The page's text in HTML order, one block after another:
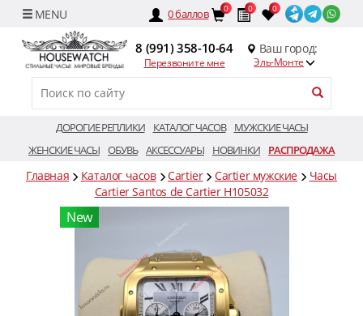
0баллов 0 0 0
8 (991) 358-10-64
Перезвоните мне
Ваш город:
Эль-Монте
ДОРОГИЕ РЕПЛИКИ КАТАЛОГ ЧАСОВ
МУЖСКИЕ ЧАСЫ
ЖЕНСКИЕ ЧАСЫ ОБУВЬ АКСЕССУАРЫ НОВИНКИ РАСПРОДАЖА
Главная Каталог часов Cartier Cartier мужские
Часы
Cartier Santos de Cartier H105032
New